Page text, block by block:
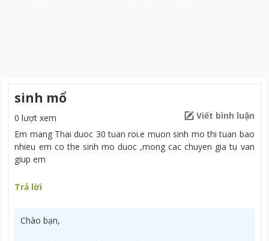
sinh mổ
0 lượt xem
Viết bình luận
Em mang Thai duoc 30 tuan roi.e muon sinh mo thi tuan bao
nhieu em co the sinh mo duoc ,mong cac chuyen gia tu van
giup em
Trả lời
Chào bạn,